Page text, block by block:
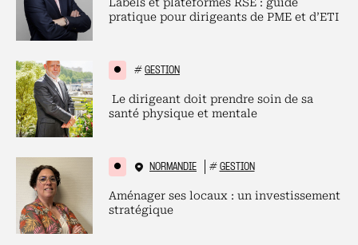
pratique pour dirigeants de PME et d’ETI
# GESTION
Le dirigeant doit prendre soin de sa
santé physique et mentale
NORMANDIE # GESTION
Aménager ses locaux : un investissement
stratégique